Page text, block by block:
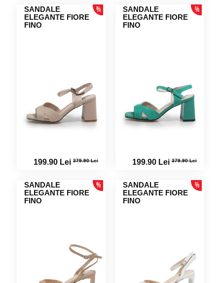
SANDALE
ELEGANTE FIORE
FINO
199.90 Lei 379.90 Lei
SANDALE
ELEGANTE FIORE
FINO
199.90 Lei379.90 Lei
SANDALE
ELEGANTE FIORE
FINO
SANDALE
ELEGANTE FIORE
FINO